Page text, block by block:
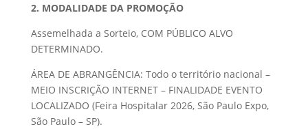
2. MODALIDADE DA PROMOÇÃO
Assemelhada a Sorteio, COM PÚBLICO ALVO
DETERMINADO.
ÁREA DE ABRANGÊNCIA: Todo o território nacional –
MEIO INSCRIÇÃO INTERNET – FINALIDADE EVENTO
LOCALIZADO (Feira Hospitalar 2026, São Paulo Expo,
São Paulo – SP).